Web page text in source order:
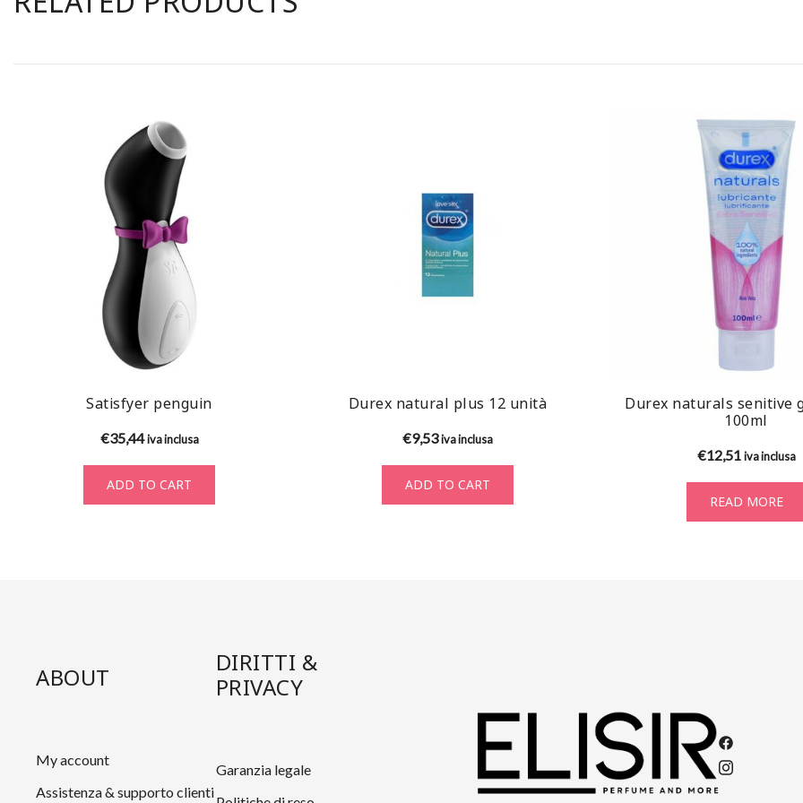
Satisfyer penguin
€35,44 iva inclusa
ADD TO CART
Durex natural plus 12 unità
€9,53iva inclusa
ADD TO CART
Durex naturals senitive
100ml
€12,51 iva inclusa
READ MORE
ABOUT
My account
Assistenza & supporto clienti
DIRITTI &
PRIVACY
Garanzia legale